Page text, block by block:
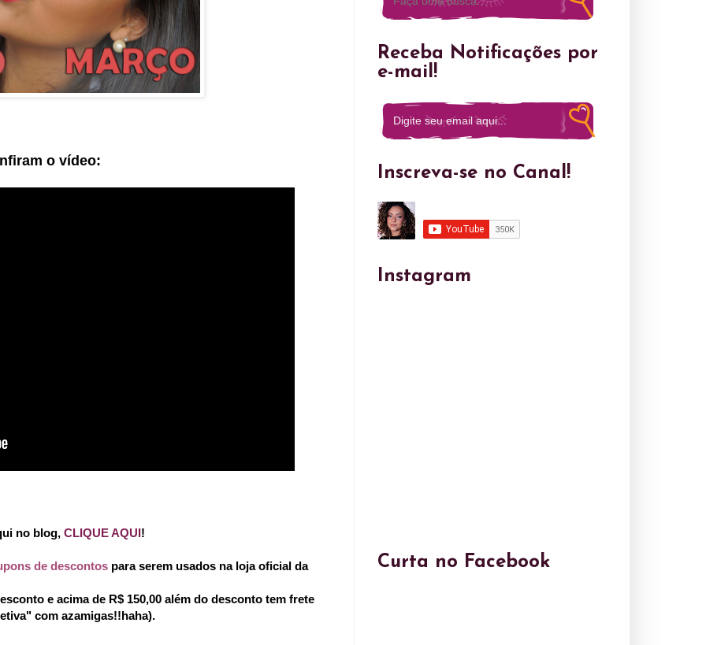
o vídeo:
no blog, CLIQUE AQUI!
de descontos para serem usados na loja oficial da
e acima de R$ 150,00 além do desconto tem frete
com azamigas!!haha).
Receba Notificações por
e-mail!
Inscreva-se no Canal!
Instagram
Curta no Facebook